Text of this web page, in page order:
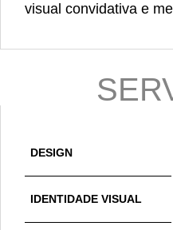
visual convidativa e
DESIGN
IDENTIDADE VISUAL